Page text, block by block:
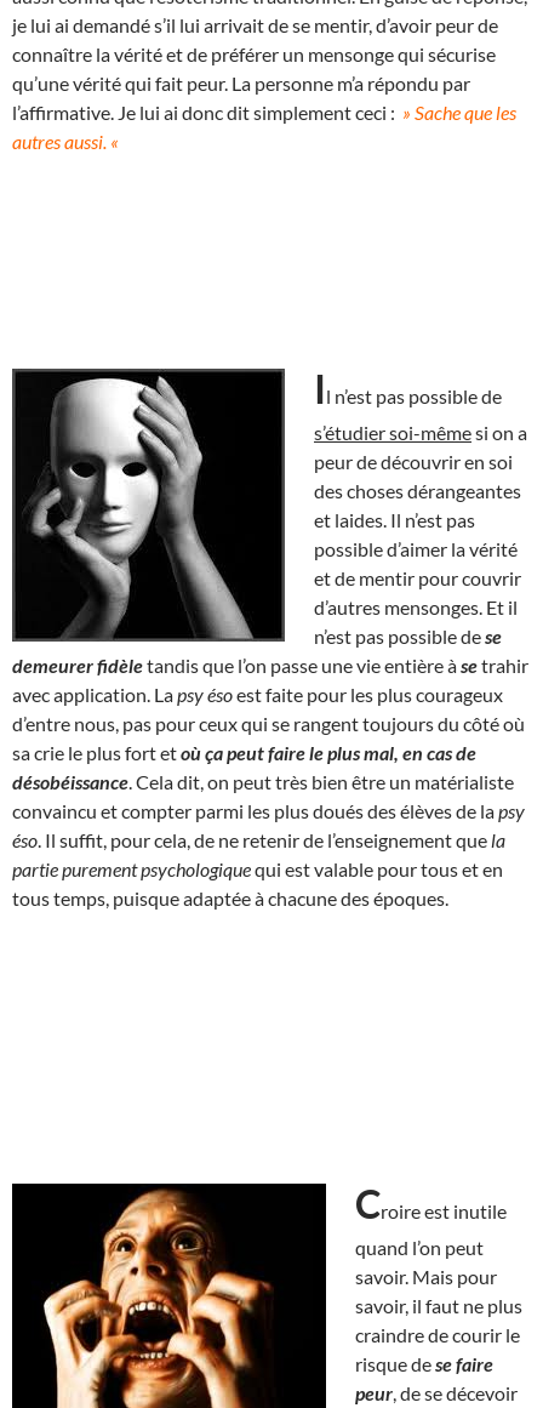
je lui ai demandé s’il lui arrivait de se mentir, d’avoir peur de
connaître la vérité et de préférer un mensonge qui sécurise
qu’une vérité qui fait peur. La personne m’a répondu par
l’affirmative. Je lui ai donc dit simplement ceci : » Sache que les
autres aussi. «
Il n’est pas possible de
s’étudier soi-mêmesi on a
peur de découvrir en soi
des choses dérangeantes
et laides. Il n’est pas
possible d’aimer la vérité
et de mentir pour couvrir
d’autres mensonges. Et il
n’est pas possible dese
demeurer fidèletandis que l’on passe une vie entière àsetrahir
avec application. Lapsy ésoest faite pour les plus courageux
d’entre nous, pas pour ceux qui se rangent toujours du côté où
sa crie le plus fort etoù ça peut faire le plus mal, en cas de
désobéissance . Cela dit, on peut très bien être un matérialiste
convaincu et compter parmi les plus doués des élèves de lapsy
éso . Il suffit, pour cela, de ne retenir de l’enseignement que la
partie purement psychologiquequi est valable pour tous et en
tous temps, puisque adaptée à chacune des époques.
Croire est inutile
quand l’on peut
savoir. Mais pour
savoir, il faut ne plus
craindre de courir le
risque dese faire
peur , de se décevoir